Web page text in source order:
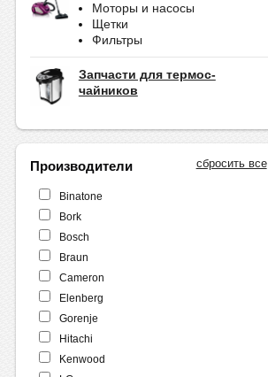
Моторы и насосы
Щетки
Фильтры
Запчасти для термос-
чайников
сбросить все
Производители
Binatone
Bork
Bosch
Braun
Cameron
Elenberg
Gorenje
Hitachi
Kenwood